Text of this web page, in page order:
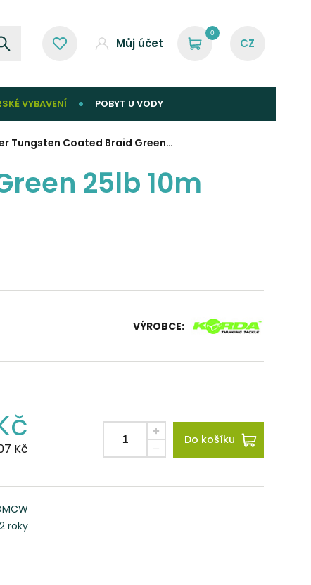
Můj účet
0
VYBAVENÍ POBYT U VODY
Tungsten Coated Braid Green…
25lb 10m
VÝROBCE:
Kč
Do košíku
2 roky